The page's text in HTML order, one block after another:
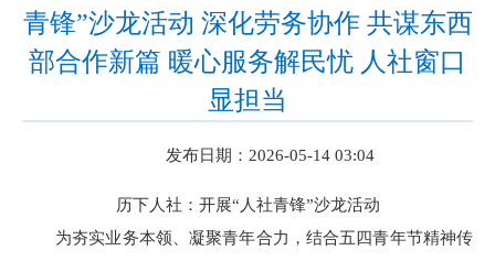
青锋”沙龙活动 深化劳务协作 共谋东西
部合作新篇 暖心服务解民忧 人社窗口
显担当
发布日期：2026-05-14 03:04
历下人社：开展“人社青锋”沙龙活动
为夯实业务本领、凝聚青年合力，结合五四青年节精神传